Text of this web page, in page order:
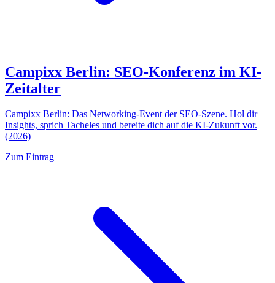
Campixx Berlin: SEO-Konferenz im KI-
Zeitalter
Campixx Berlin: Das Networking-Event der SEO-Szene. Hol dir
Insights, sprich Tacheles und bereite dich auf die KI-Zukunft vor.
(2026)
Zum Eintrag